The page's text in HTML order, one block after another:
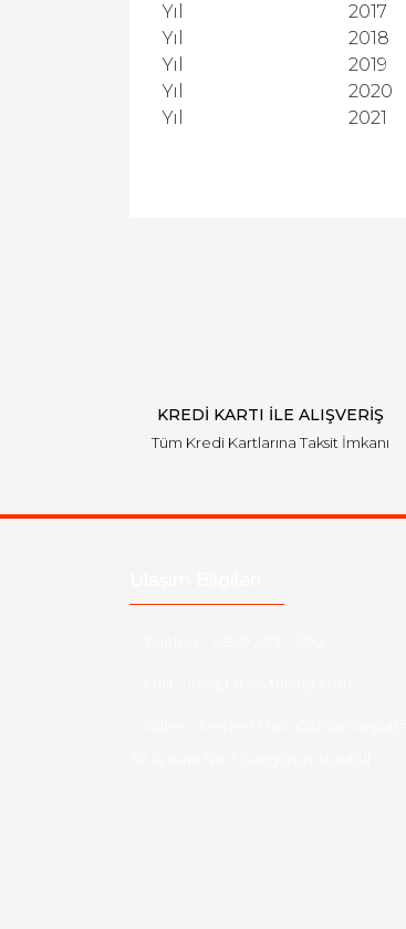
Yıl
2017
Yıl
2018
Yıl
2019
Yıl
2020
Yıl
2021
KREDİ KARTI İLE ALIŞVERİŞ
Tüm Kredi Kartlarına Taksit İmkanı